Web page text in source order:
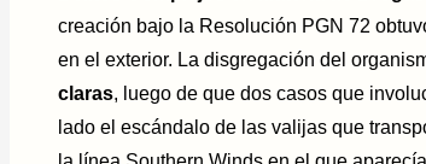
creación bajo la Resolución PGN 72
en el exterior. La disgregación del
claras, luego de que dos casos que
lado el escándalo de las valijas que